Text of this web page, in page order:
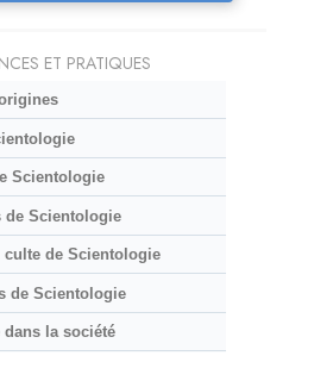
ET PRATIQUES
Scientologie
de Scientologie
culte de Scientologie
de Scientologie
la société